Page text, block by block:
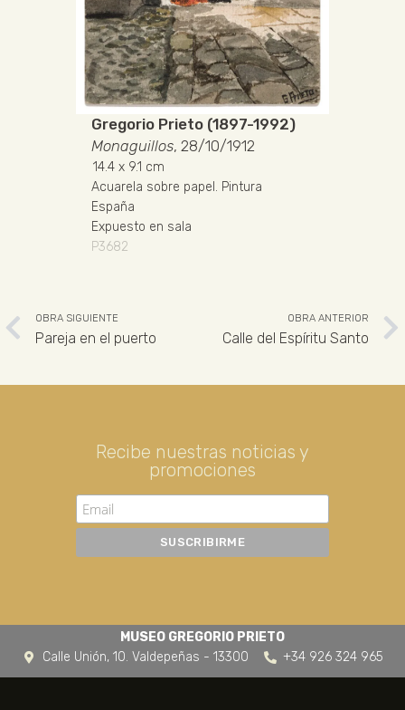
Gregorio Prieto (1897-1992)
Monaguillos, 28/10/1912
14.4 x 9.1 cm
Acuarela sobre papel . Pintura
España
Expuesto en sala
P3682
OBRA SIGUIENTE
Pareja en el puerto
OBRA ANTERIOR
Calle del Espíritu Santo
Recibe nuestras noticias y
promociones
MUSEO GREGORIO PRIETO
Calle Unión, 10. Valdepeñas - 13300
+34 926 324 965